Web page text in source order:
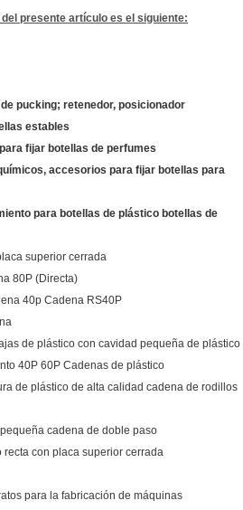
presente artículo es el siguiente:
pucking; retenedor, posicionador
estables
fijar botellas de perfumes
accesorios para fijar botellas para
para botellas de plástico botellas de
superior cerrada
80P (Directa)
40p Cadena RS40P
de plástico con cavidad pequeña de plástico
40P 60P Cadenas de plástico
de plástico de alta calidad cadena de rodillos
cadena de doble paso
con placa superior cerrada
para la fabricación de máquinas